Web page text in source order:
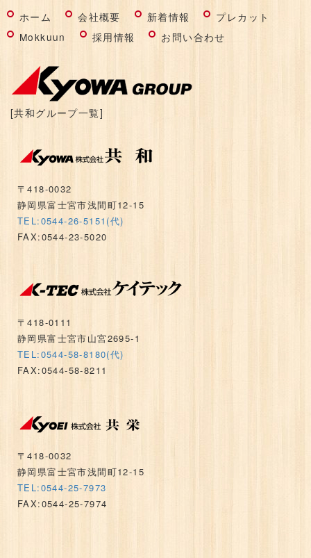
ホーム 会社概要 新着情報
プレカット
Mokkuun
採用情報 お問い合わせ
[共和グループ一覧]
〒418-0032
静岡県富士宮市浅間町12-15
TEL:0544-26-5151(代)
FAX:0544-23-5020
〒418-0111
静岡県富士宮市山宮2695-1
TEL:0544-58-8180(代)
FAX:0544-58-8211
〒418-0032
静岡県富士宮市浅間町12-15
TEL:0544-25-7973
FAX:0544-25-7974